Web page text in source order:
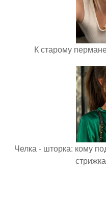
К старому
Челка - шторка: кому